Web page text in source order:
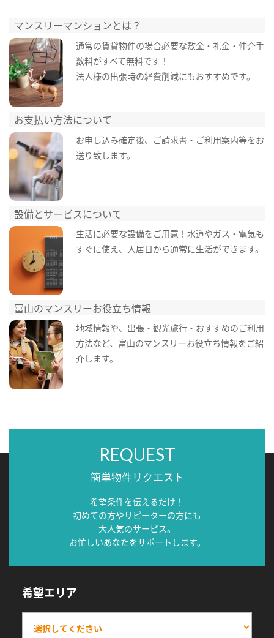
マンスリーマンションとは？
通常の賃貸物件の場合必要な敷金・礼金・仲介手
数料がすべて無料です！
法人様の出張時の経費削減にもおすすめです。
お支払い方法について
お申し込み確定後、ご請求書・ご利用案内等をお
送り致します。
設備とサービスについて
生活に必要な設備をご用意！水道やガス・電気も
すぐに使え、入居日から通常に生活ができます。
富山のマンスリーお役立ち情報
地域情報や、出張・観光旅行・おすすめのご利用
方法など、富山のマンスリーお役立ち情報をご紹
介します。
REQUEST
簡単物件リクエスト
希望条件を伝えるだけ！
初めての方やリピーターの方にも
大人気のサービス。
お忙しいあなたをサポートします。
希望エリア